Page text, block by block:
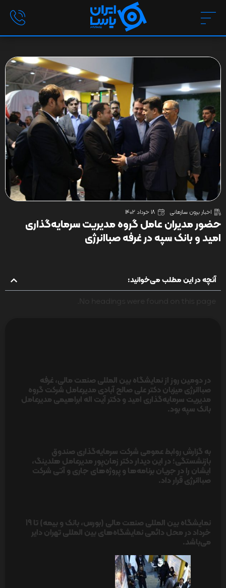
اخبار برون سازمانی 18 خرداد 1402
حضور مدیران عامل گروه مدیریت سرمایه‌گذاری
امید و بانک سپه در غرفه صباانرژی
آنچه در این مطلب می‌خوانید:
در دومین روز از نمایشگاه بین المللی صنعت مالی، غرفه
صباانرژی میزبان دکتر علی صالح آبادی مدیرعامل شرکت گروه
مدیریت سرمایه‌گذاری امید و دکتر آیت اله ابراهیمی مدیرعامل
بانک سپه بود.
به گزارش روابط عمومی شرکت سرمایه‌گذاری صندوق
بازنشستگی؛ در این دیدار دکتر زمان‌پور مدیرعامل هلدینگ،
ایشان را در جریان برنامه‌ها و پروژه‌های جاری و آتی شرکت
صباانرژی قرار داد.
نمایشگاه بین المللی صنعت مالی (بورس، بانک و بیمه) تا 19
خرداد در محل دائمی نمایشگاه‌های بین المللی تهران دایر
می‌باشد.